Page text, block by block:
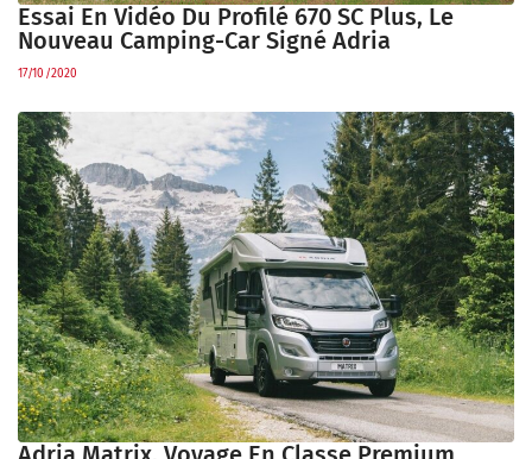
Essai En Vidéo Du Profilé 670 SC Plus, Le
Nouveau Camping-Car Signé Adria
17/10/2020